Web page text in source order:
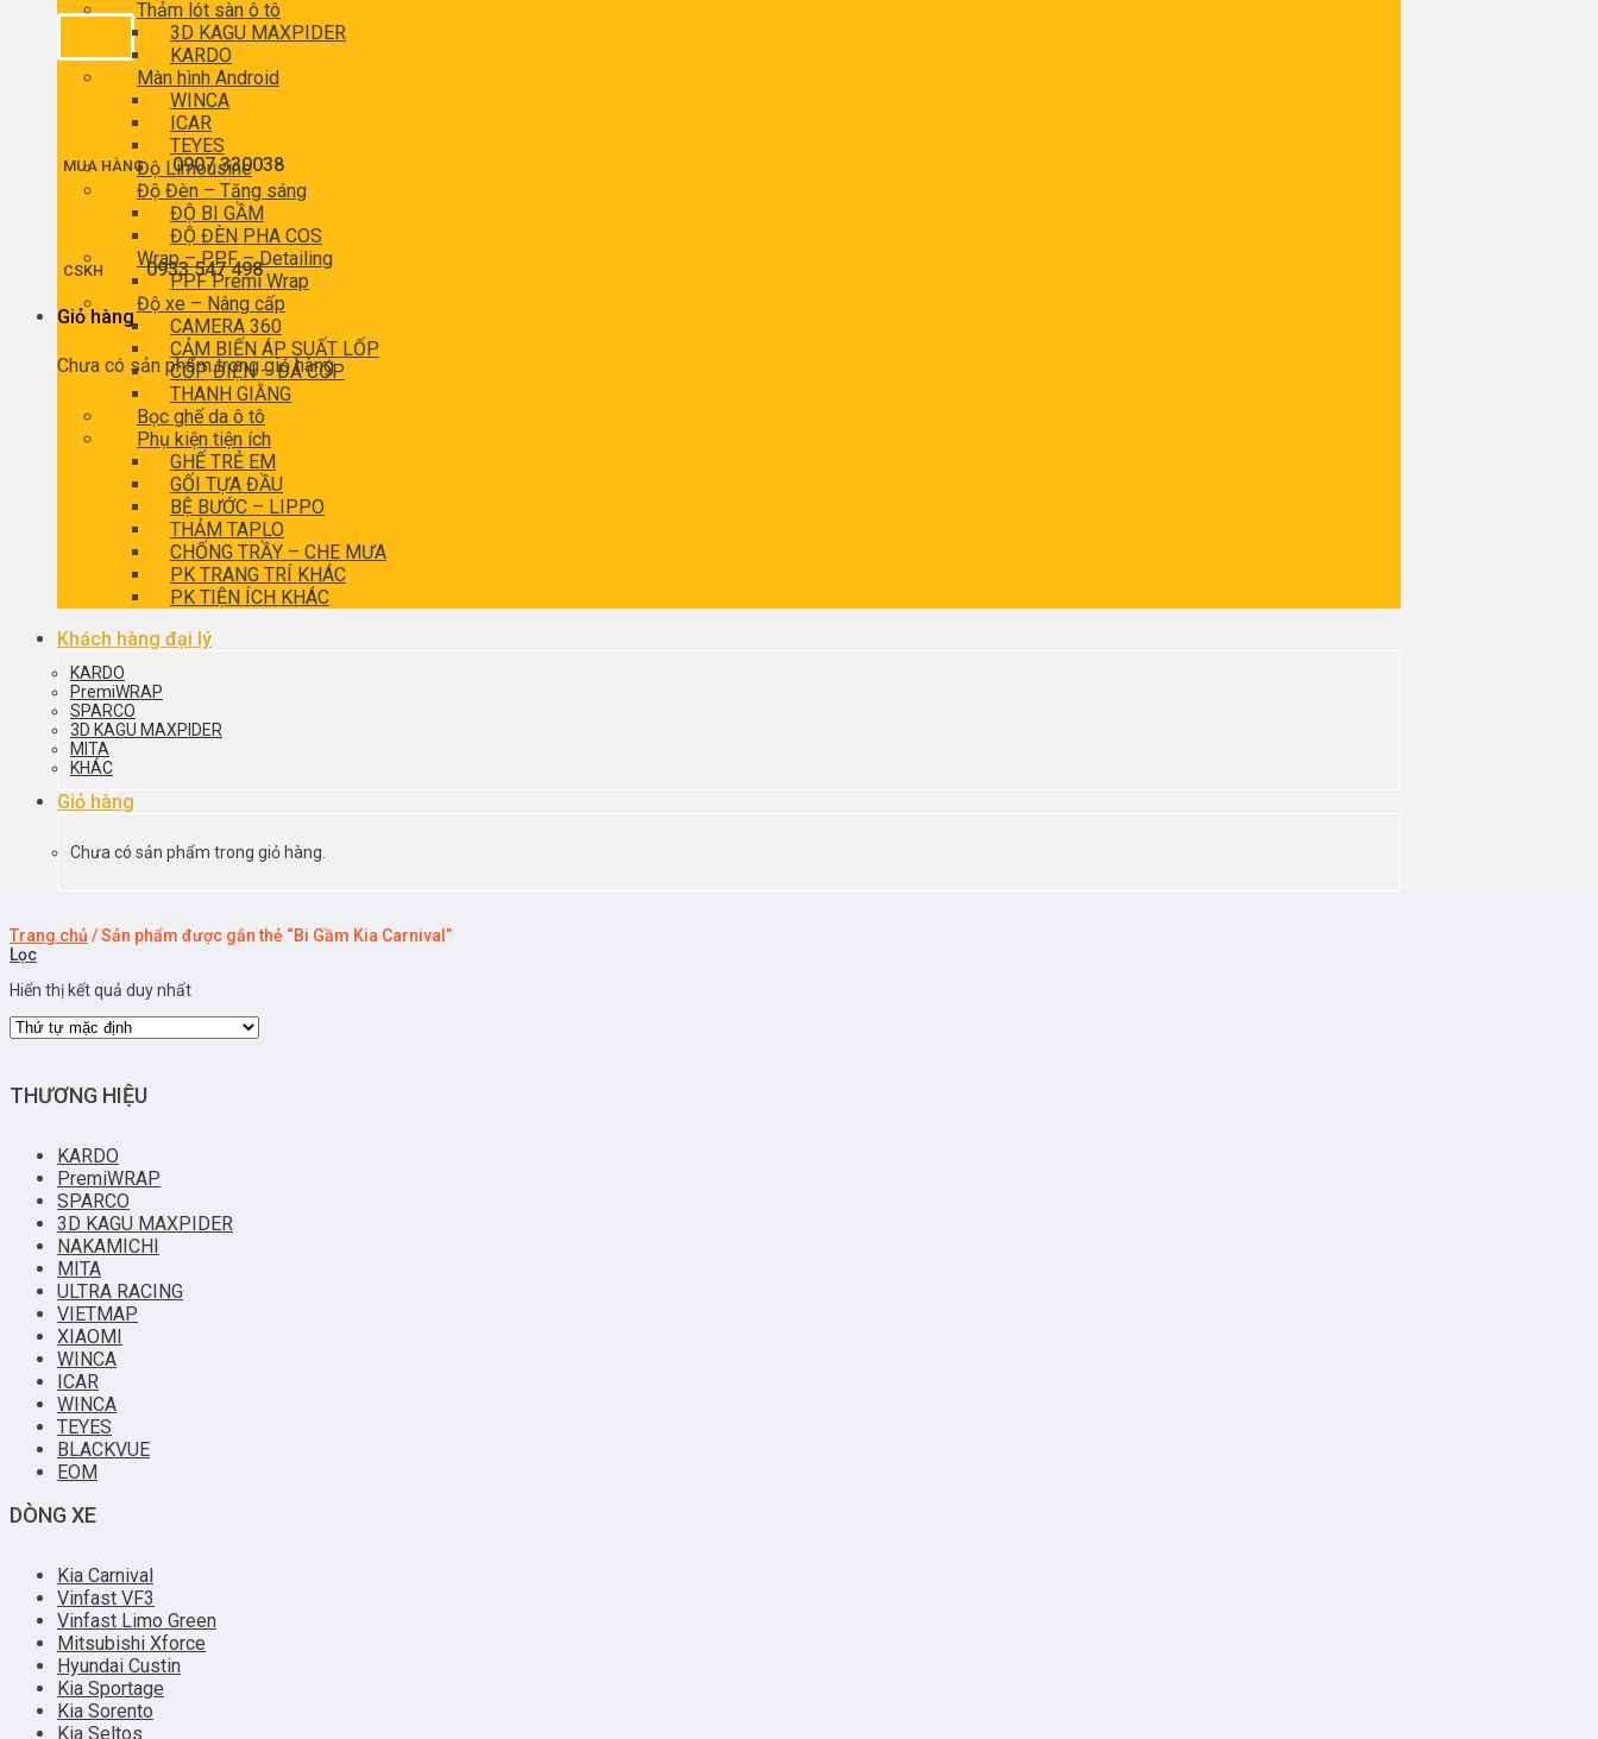
MUA HÀNG 0907 330038
CSKH0933 547 498
Giỏ hàng
Chưa có sản phẩm trong giỏ hàng.
Thảm lót sàn ô tô
3D KAGU MAXPIDER
KARDO
Màn hình Android
WINCA
ICAR
TEYES
Độ Limousine
Độ Đèn – Tăng sáng
ĐỘ BI GẦM
ĐỘ ĐÈN PHA COS
Wrap – PPF – Detailing
PPF Premi Wrap
Độ xe – Nâng cấp
CAMERA 360
CẢM BIẾN ÁP SUẤT LỐP
CỐP ĐIỆN – ĐÁ CỐP
THANH GIẰNG
Bọc ghế da ô tô
Phụ kiện tiện ích
GHẾ TRẺ EM
GỐI TỰA ĐẦU
BỆ BƯỚC – LIPPO
THẢM TAPLO
CHỐNG TRẦY – CHE MƯA
PK TRANG TRÍ KHÁC
PK TIỆN ÍCH KHÁC
Khách hàng đại lý
KARDO
PremiWRAP
SPARCO
3D KAGU MAXPIDER
MITA
KHÁC
Giỏ hàng
Chưa có sản phẩm trong giỏ hàng.
Trang chủ /Sản phẩm được gắn thẻ “Bi Gầm Kia Carnival”
Lọc
Hiển thị kết quả duy nhất
THƯƠNG HIỆU
KARDO
PremiWRAP
SPARCO
3D KAGU MAXPIDER
NAKAMICHI
MITA
ULTRA RACING
VIETMAP
XIAOMI
WINCA
ICAR
WINCA
TEYES
BLACKVUE
EOM
DÒNG XE
Kia Carnival
Vinfast VF3
Vinfast Limo Green
Mitsubishi Xforce
Hyundai Custin
Kia Sportage
Kia Sorento
Kia Seltos